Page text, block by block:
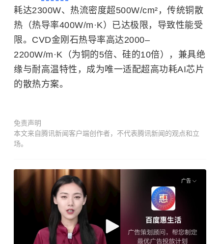
耗达2300W、热流密度超500W/cm²，传统铜散
热（热导率400W/m·K）已达极限，导致性能受
限。CVD金刚石热导率高达2000–
2200W/m·K（为铜的5倍、硅的10倍），兼具绝
缘与耐高温特性，成为唯一适配超高功耗AI芯片
的散热方案。
免责声明
本文来自腾讯新闻客户端创作者，不代表腾讯新闻的观点和立
场。
广告